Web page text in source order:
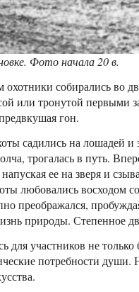
Фото начала 20 в.
собирались во
или тронутой первыми
гон.
садились на лошадей и
трогалась в путь.
ее на зверя и
любовались восходом
преображался,
природы. Степенное
для участников не
потребности